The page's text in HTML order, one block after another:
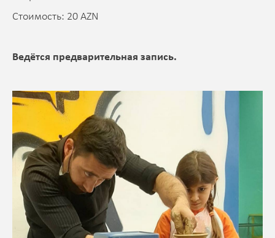
Стоимость: 20 AZN
Ведётся предварительная запись.